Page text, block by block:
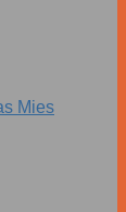
Mies